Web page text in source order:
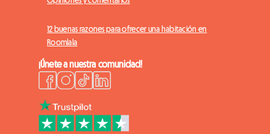
12 buenas razones para ofrecer una habitación en
Roomlala
¡Únete a nuestra comunidad!